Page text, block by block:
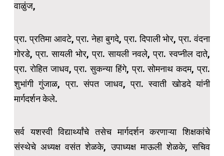
वाळुंज,
प्रा. प्रतिमा आवटे, प्रा. नेहा बुगदे, प्रा. दिपाली भोर, प्रा. वंदना
गोरडे, प्रा. सायली भोर, प्रा. सायली नवले, प्रा. स्वप्नील दाते,
प्रा. रोहित जाधव, प्रा. सुकन्या हिंगे, प्रा. सोमनाथ कदम, प्रा.
शुभांगी गुंजाळ, प्रा. संपत जाधव, प्रा. स्वाती खोडदे यांनी
मार्गदर्शन केले.
सर्व यशस्वी विद्यार्थ्यांचे तसेच मार्गदर्शन करणाऱ्या शिक्षकांचे
संस्थेचे अध्यक्ष वसंत शेळके, उपाध्यक्ष माऊली शेळके, सचिव